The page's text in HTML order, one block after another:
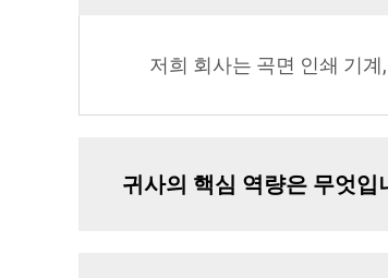
저희 회사는 곡면 인쇄 기
귀사의 핵심 역량은 무엇입